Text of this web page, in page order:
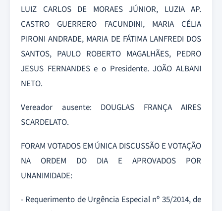
LUIZ CARLOS DE MORAES JÚNIOR, LUZIA AP.
CASTRO GUERRERO FACUNDINI, MARIA CÉLIA
PIRONI ANDRADE, MARIA DE FÁTIMA LANFREDI DOS
SANTOS, PAULO ROBERTO MAGALHÃES, PEDRO
JESUS FERNANDES e o Presidente. JOÃO ALBANI
NETO.
Vereador ausente: DOUGLAS FRANÇA AIRES
SCARDELATO.
FORAM VOTADOS EM ÚNICA DISCUSSÃO E VOTAÇÃO
NA ORDEM DO DIA E APROVADOS POR
UNANIMIDADE:
- Requerimento de Urgência Especial nº 35/2014, de